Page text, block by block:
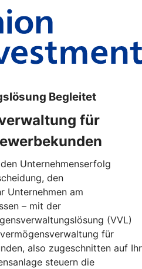
Begleitet
für
Unternehmenserfolg
den
Unternehmen am
– mit der
(VVL)
für
also zugeschnitten auf Ihr
steuern die